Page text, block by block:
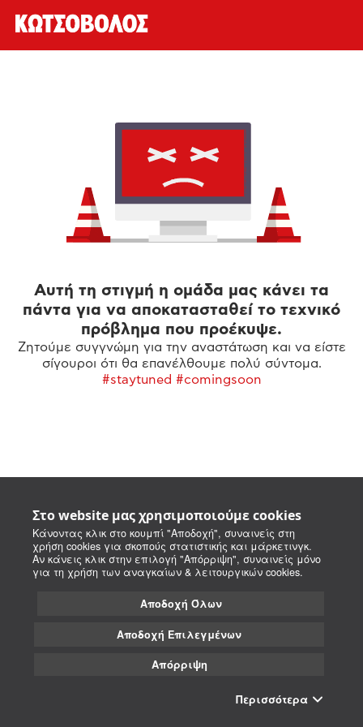
Στο website μας χρησιμοποιούμε cookies
Κάνοντας κλικ στο κουμπί "Αποδοχή", συναινείς στη
χρήση cookies για σκοπούς στατιστικής και μάρκετινγκ.
Αν κάνεις κλικ στην επιλογή "Απόρριψη", συναινείς μόνο
για τη χρήση των αναγκαίων & λειτουργικών cookies.
Αποδοχή Όλων
Αποδοχή Επιλεγμένων
Απόρριψη
Περισσότερα
Αυτή τη στιγμή η ομάδα μας κάνει τα
πάντα για να αποκατασταθεί το τεχνικό
πρόβλημα που προέκυψε.
Ζητούμε συγγνώμη για την αναστάτωση και να είστε
σίγουροι ότι θα επανέλθουμε πολύ σύντομα.
#staytuned #comingsoon